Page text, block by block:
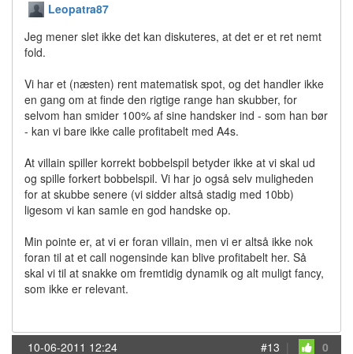
Leopatra87
Jeg mener slet ikke det kan diskuteres, at det er et ret nemt
fold.
Vi har et (næsten) rent matematisk spot, og det handler ikke
en gang om at finde den rigtige range han skubber, for
selvom han smider 100% af sine handsker ind - som han bør
- kan vi bare ikke calle profitabelt med A4s.
At villain spiller korrekt bobbelspil betyder ikke at vi skal ud
og spille forkert bobbelspil. Vi har jo også selv muligheden
for at skubbe senere (vi sidder altså stadig med 10bb)
ligesom vi kan samle en god handske op.
Min pointe er, at vi er foran villain, men vi er altså ikke nok
foran til at et call nogensinde kan blive profitabelt her. Så
skal vi til at snakke om fremtidig dynamik og alt muligt fancy,
som ikke er relevant.
10-06-2011 12:24 #13 | 0